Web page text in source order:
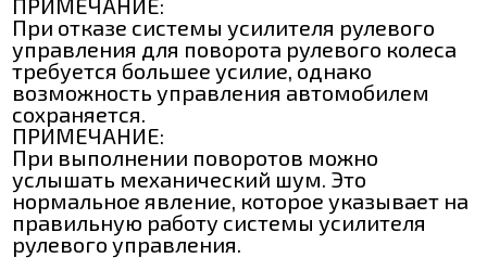
При отказе системы усилителя рулевого
управления для поворота рулевого колеса
требуется большее усилие, однако
возможность управления автомобилем
сохраняется.
ПРИМЕЧАНИЕ:
При выполнении поворотов можно
услышать механический шум. Это
нормальное явление, которое указывает на
правильную работу системы усилителя
рулевого управления.